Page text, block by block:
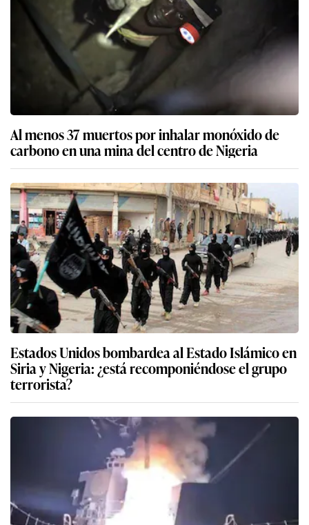
Al menos 37 muertos por inhalar monóxido de
carbono en una mina del centro de Nigeria
Estados Unidos bombardea al Estado Islámico en
Siria y Nigeria: ¿está recomponiéndose el grupo
terrorista?